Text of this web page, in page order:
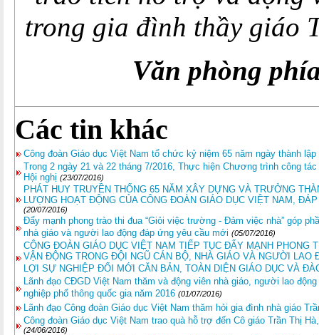
trong gia đình thầy giáo
Văn phòng
Các tin khác
Công đoàn Giáo dục Việt Nam tổ chức kỷ niệm 65 năm ngày thành lập
Trong 2 ngày 21 và 22 tháng 7/2016, Thực hiện Chương trình công
Hội nghị (23/07/2016)
PHÁT HUY TRUYỀN THỐNG 65 NĂM XÂY DỰNG VÀ TRƯỞNG
LƯỢNG HOẠT ĐỘNG CỦA CÔNG ĐOÀN GIÁO DỤC VIỆT NAM,
(20/07/2016)
Đẩy mạnh phong trào thi đua “Giỏi việc trường - Đảm việc nhà” góp
nhà giáo và người lao động đáp ứng yêu cầu mới (05/07/2016)
CÔNG ĐOÀN GIÁO DỤC VIỆT NAM TIẾP TỤC ĐẨY MẠNH PHONG
VẬN ĐỘNG TRONG ĐỘI NGŨ CÁN BỘ, NHÀ GIÁO VÀ NGƯỜI LAO
LỢI SỰ NGHIỆP ĐỔI MỚI CĂN BẢN, TOÀN DIỆN GIÁO DỤC VÀ
Lãnh đạo CĐGD Việt Nam thăm và động viên nhà giáo, người lao
nghiệp phổ thông quốc gia năm 2016 (01/07/2016)
Lãnh đạo Công đoàn Giáo dục Việt Nam thăm hỏi gia đình nhà giáo
Công đoàn Giáo dục Việt Nam trao quà hỗ trợ đến Cô giáo Trần Thị
(24/06/2016)